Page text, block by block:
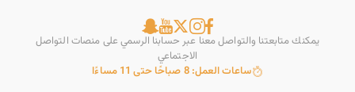
يمكنك متابعتنا والتواصل معنا عبر حسابنا الرسمي على منصات التواصل
الاجتماعي
ساعات العمل: 8 صباحًا حتى 11 مساءًا